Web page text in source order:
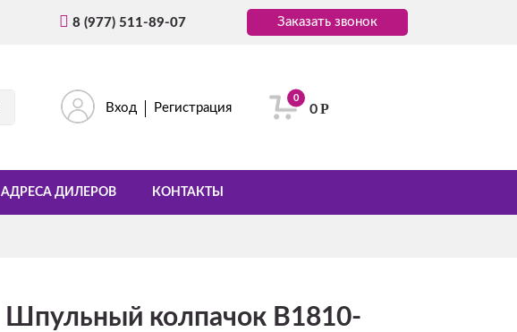
8 (977) 511-89-07 Заказать звонок
Вход Регистрация
0
0Р
АДРЕСА ДИЛЕРОВ КОНТАКТЫ
Шпульный колпачок B1810-